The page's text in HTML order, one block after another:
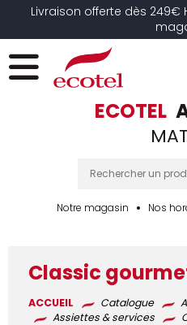
Livraison offerte dès 249€
ECOTEL
Notre magasin Nos
Classic
ACCUEIL Catalogue
Assiettes & services
Panneau de gestion des cookies